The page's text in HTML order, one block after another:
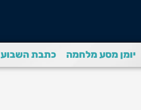
יומן מסע מלחמה כתבת השבוע